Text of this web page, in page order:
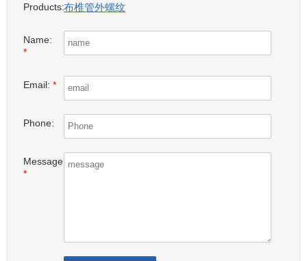
Products:布椎管外螺纹
Name:
*
Email: *
Phone:
Message:
*